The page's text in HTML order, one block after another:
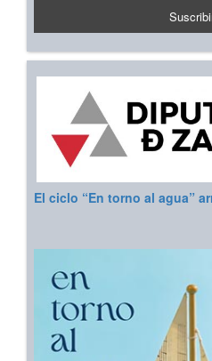
El ciclo “En torno al agua”